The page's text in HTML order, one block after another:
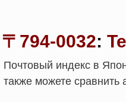
〒794-0032:
Почтовый индекс в
также можете сравнить